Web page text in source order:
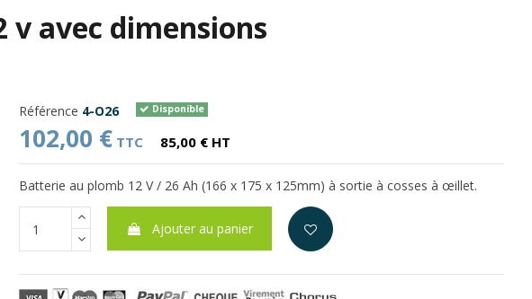
avec dimensions
Référence 4-O26 Disponible
102,00 € TTC 85,00 € HT
Batterie au plomb 12 V / 26 Ah (166 x 175 x 125mm) à sortie à cosses à œillet.
Ajouter au panier